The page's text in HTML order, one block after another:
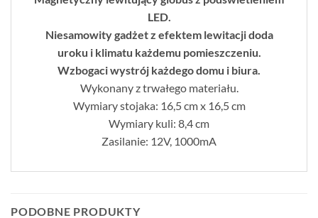
LED.
Niesamowity gadżet z efektem lewitacji doda
uroku i klimatu każdemu pomieszczeniu.
Wzbogaci wystrój każdego domu i biura.
Wykonany z trwałego materiału.
Wymiary stojaka: 16,5 cm x 16,5 cm
Wymiary kuli: 8,4 cm
Zasilanie: 12V, 1000mA
PODOBNE PRODUKTY